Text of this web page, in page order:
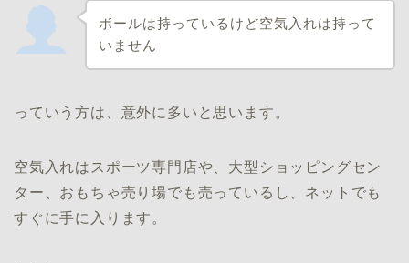
ボールは持っているけど空気入れは持って
いません
っていう方は、意外に多いと思います。
空気入れはスポーツ専門店や、大型ショッピングセン
ター、おもちゃ売り場でも売っているし、ネットでも
すぐに手に入ります。